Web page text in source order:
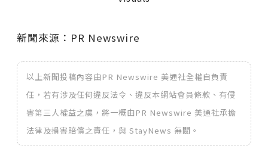
新聞來源：PR Newswire
以上新聞投稿內容由PR Newswire 美通社全權自負責
任，若有涉及任何違反法令、違反本網站會員條款、有侵
害第三人權益之虞，將一概由PR Newswire 美通社承擔
法律及損害賠償之責任，與 StayNews 無關。